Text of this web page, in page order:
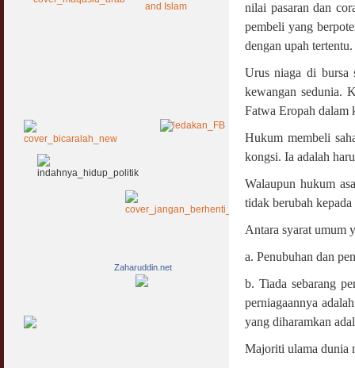
nilai pasaran dan
pembeli yang
dengan upah tertentu.
Urus niaga di bursa
kewangan sedunia.
Fatwa Eropah dalam
Hukum membeli
kongsi. Ia adalah
Walaupun hukum
tidak berubah kepada
Antara syarat umum
a. Penubuhan dan
b. Tiada sebarang
perniagaannya
yang diharamkan
Majoriti ulama dunia
Zaharuddin.net